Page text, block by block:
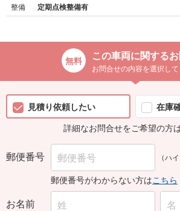
整備 定期点検整備有
この車両に関する
お問合せの内容を選択し
見積り依頼したい
在庫
詳細なお問合せをご希望の方
郵便番号 （ハ
郵便番号がわからない方はこちら
お名前